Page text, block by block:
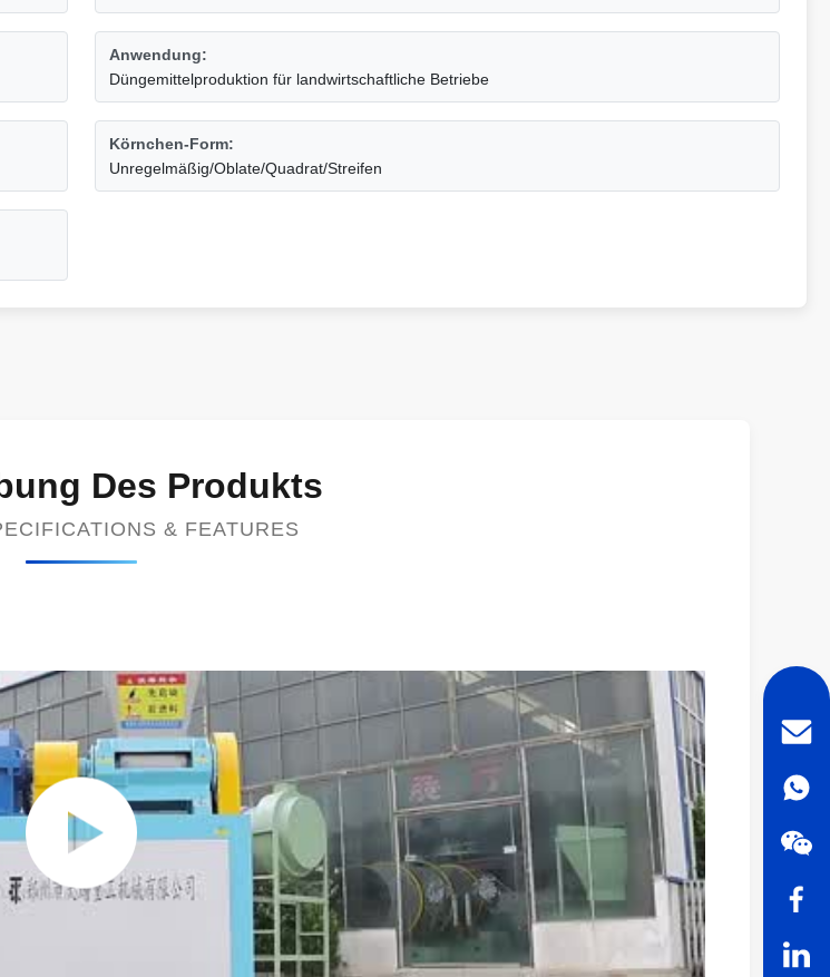
Anwendung:
Düngemittelproduktion für landwirtschaftliche Betriebe
Körnchen-Form:
Unregelmäßig/Oblate/Quadrat/Streifen
Des Produkts
& FEATURES